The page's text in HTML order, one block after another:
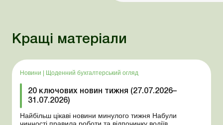
Кращі матеріали
Новини | Щоденний бухгалтерський огляд
20 ключових новин тижня (27.07.2026–
31.07.2026)
Найбільш цікаві новини минулого тижня Набули
чинності правила роботи та відпочинку водіїв